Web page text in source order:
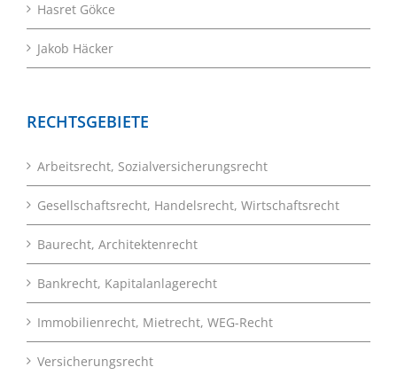
Hasret Gökce
Jakob Häcker
RECHTSGEBIETE
Arbeitsrecht, Sozialversicherungsrecht
Gesellschaftsrecht, Handelsrecht, Wirtschaftsrecht
Baurecht, Architektenrecht
Bankrecht, Kapitalanlagerecht
Immobilienrecht, Mietrecht, WEG-Recht
Versicherungsrecht